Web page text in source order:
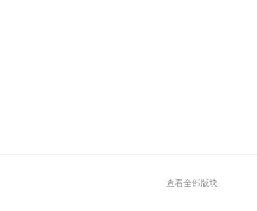
查看全部版块